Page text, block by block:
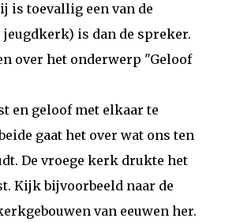
is toevallig een van de
jeugdkerk) is dan de spreker.
over het onderwerp "Geloof
en geloof met elkaar te
gaat het over wat ons ten
De vroege kerk drukte het
Kijk bijvoorbeeld naar de
van eeuwen her.